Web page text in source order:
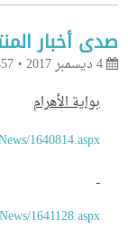
المنتدى
457 قراءة
الأهرام
News/
News/